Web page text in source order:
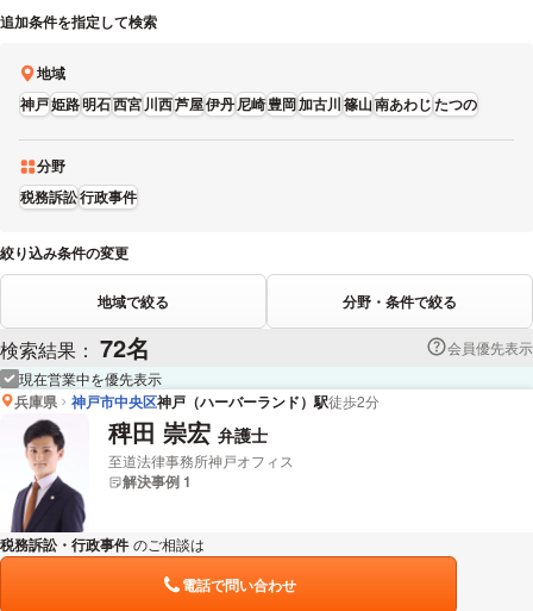
いる弁護士といった様々な希望の条件で調べることができます。例として「税務訴訟が専門の弁
護士やレビューが良い弁護士の選び方などの情報はだいたいリサーチしたけど、兵庫周辺の法律
「・行政運営が法令に適合しているかのチェックをこれまで多数経験してまいりました。」と
おっしゃる方もおります。税務訴訟で心配事がある方は営業時間や報酬基準などの条件を踏まえ
て、希望に適した弁護士に相談をしてみてください。
追加条件を指定して検索
地域
神戸姫路明石西宮川西芦屋伊丹尼崎豊岡加古川篠山南あわじたつの
分野
税務訴訟行政事件
絞り込み条件の変更
地域で絞る 分野・条件で絞る
検索結果： 72名
会員優先表示
現在営業中を優先表示
兵庫県 神戸市中央区神戸（ハーバーランド）駅徒歩2分
稗田 崇宏 弁護士
至道法律事務所神戸オフィス
解決事例 1
税務訴訟・行政事件 のご相談は
電話で問い合わせ